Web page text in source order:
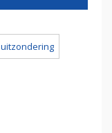
uitzondering